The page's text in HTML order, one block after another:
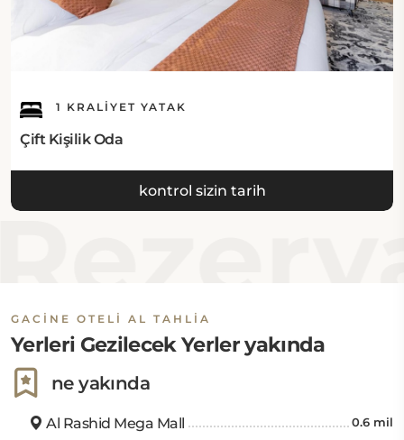
1 KRALIYET YATAK
Çift Kişilik Oda
kontrol sizin tarih
GACINE OTELI AL TAHLIA
Yerleri Gezilecek Yerler yakında
ne yakında
Al Rashid Mega Mall 0.6 mil